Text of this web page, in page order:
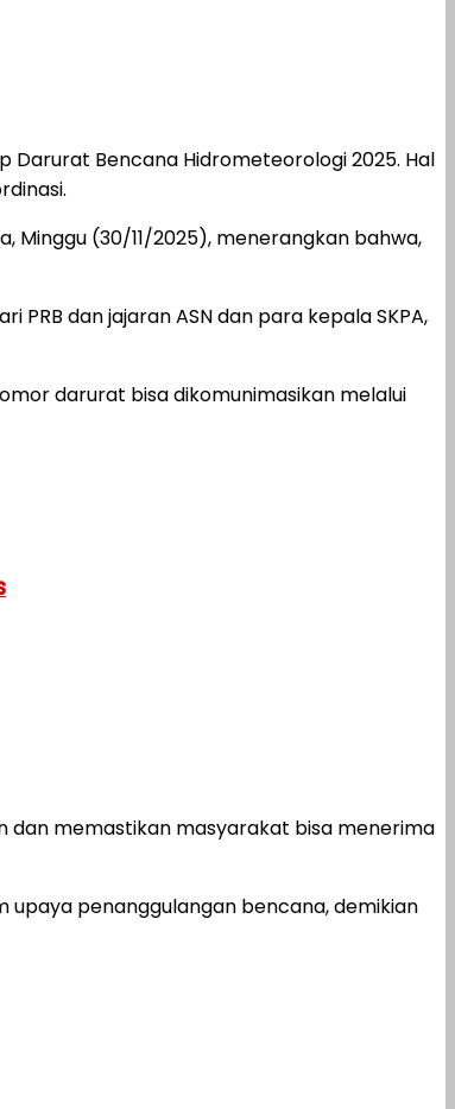
Darurat Bencana Hidrometeorologi 2025. Hal
Minggu (30/11/2025), menerangkan bahwa,
dan jajaran ASN dan para kepala SKPA,
darurat bisa dikomunimasikan melalui
dan memastikan masyarakat bisa menerima
upaya penanggulangan bencana, demikian